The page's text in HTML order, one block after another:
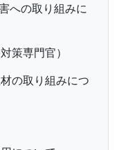
への取り組みに
策専門官）
の取り組みにつ